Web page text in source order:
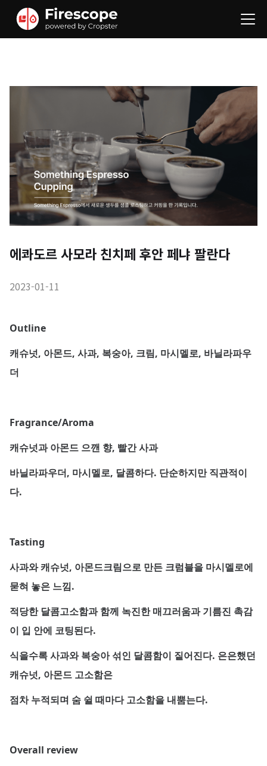
에콰도르 사모라 친치페 후안 페냐 팔란다
2023-01-11
Outline
캐슈넛, 아몬드, 사과, 복숭아, 크림, 마시멜로, 바닐라파우
더
Fragrance/Aroma
캐슈넛과 아몬드 으깬 향, 빨간 사과
바닐라파우더, 마시멜로, 달콤하다. 단순하지만 직관적이
다.
Tasting
사과와 캐슈넛, 아몬드크림으로 만든 크럼블을 마시멜로에
묻혀 놓은 느낌.
적당한 달콤고소함과 함께 녹진한 매끄러움과 기름진 촉감
이 입 안에 코팅된다.
식을수록 사과와 복숭아 섞인 달콤함이 짙어진다. 은은했던
캐슈넛, 아몬드 고소함은
점차 누적되며 숨 쉴 때마다 고소함을 내뿜는다.
Overall review